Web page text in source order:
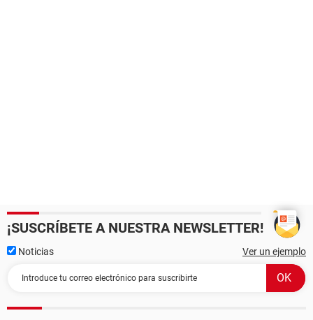
¡SUSCRÍBETE A NUESTRA NEWSLETTER!
Noticias Ver un ejemplo